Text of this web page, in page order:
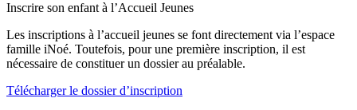
Inscrire son enfant à l’Accueil Jeunes
Les inscriptions à l’accueil jeunes se font directement via l’espace
famille iNoé. Toutefois, pour une première inscription, il est
nécessaire de constituer un dossier au préalable.
Télécharger le dossier d’inscription